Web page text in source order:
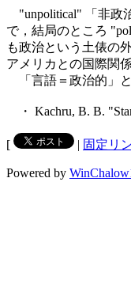
"unpolitical" 「非政
で，結局のところ
も政治という土俵の
アメリカとの国際関
「言語＝政治的」
・ Kachru, B. B.
[ | 固定リ
Powered by